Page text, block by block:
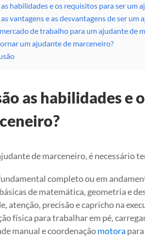
habilidades e os requisitos para ser um
vantagens e as desvantagens de ser um
de trabalho para um ajudante de
um ajudante de marceneiro?
as habilidades e
de marceneiro, é necessário
completo ou em
de matemática, geometria e
atenção, precisão e capricho na
física para trabalhar em pé,
manual e coordenaçãomotora